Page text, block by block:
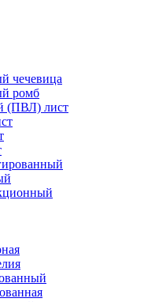
чечевица
ромб
(ПВЛ) лист